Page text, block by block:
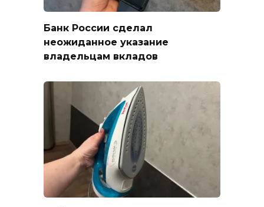
Банк России сделал
неожиданное указание
владельцам вкладов